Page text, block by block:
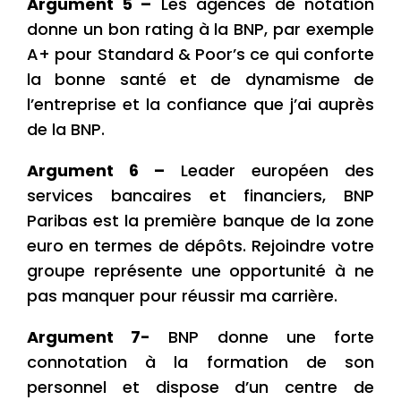
donne un bon rating à la BNP, par exemple
A+ pour Standard & Poor’s ce qui conforte
la bonne santé et de dynamisme de
l’entreprise et la confiance que j’ai auprès
de la BNP.
Argument 6 – Leader européen des
services bancaires et financiers, BNP
Paribas est la première banque de la zone
euro en termes de dépôts. Rejoindre votre
groupe représente une opportunité à ne
pas manquer pour réussir ma carrière.
Argument 7- BNP donne une forte
connotation à la formation de son
personnel et dispose d’un centre de